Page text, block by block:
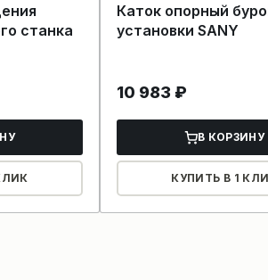
станка
Каток опорный
установки SANY
10 983 ₽
В КОРЗИНУ
КУПИТЬ В 1